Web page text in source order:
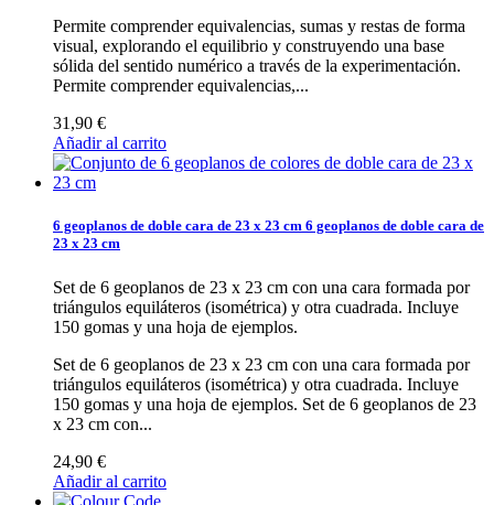
Permite comprender equivalencias, sumas y restas de forma
visual, explorando el equilibrio y construyendo una base
sólida del sentido numérico a través de la experimentación.
Permite comprender equivalencias,...
31,90 €
Añadir al carrito
6 geoplanos de doble cara de 23 x 23 cm 6 geoplanos de doble cara de
23 x 23 cm
Set de 6 geoplanos de 23 x 23 cm con una cara formada por
triángulos equiláteros (isométrica) y otra cuadrada. Incluye
150 gomas y una hoja de ejemplos.
Set de 6 geoplanos de 23 x 23 cm con una cara formada por
triángulos equiláteros (isométrica) y otra cuadrada. Incluye
150 gomas y una hoja de ejemplos. Set de 6 geoplanos de 23
x 23 cm con...
24,90 €
Añadir al carrito